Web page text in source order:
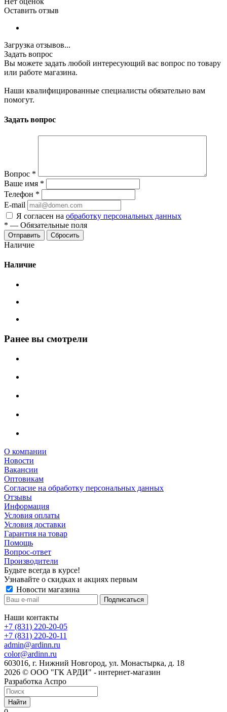
Оставить отзыв
Загрузка отзывов...
Задать вопрос
Вы можете задать любой интересующий вас вопрос по товару
или работе магазина.
Наши квалифицированные специалисты обязательно вам
помогут.
Задать вопрос
Вопрос *
Ваше имя *
Телефон *
E-mail
Я согласен на обработку персональных данных
* — Обязательные поля
Сбросить
Наличие
Наличие
Ранее вы смотрели
О компании
Новости
Вакансии
Оптовикам
Cогласие на обработку персональных данных
Отзывы
Информация
Условия оплаты
Условия доставки
Гарантия на товар
Помощь
Вопрос-ответ
Производители
Будьте всегда в курсе!
Узнавайте о скидках и акциях первым
Новости магазина
Наши контакты
+7 (831) 220-20-05
+7 (831) 220-20-11
admin@ardinn.ru
color@ardinn.ru
603016, г. Нижний Новгород, ул. Монастырка, д. 18
2026 © ООО "ГК АРДИ" - интернет-магазин
Разработка Аспро
Найти